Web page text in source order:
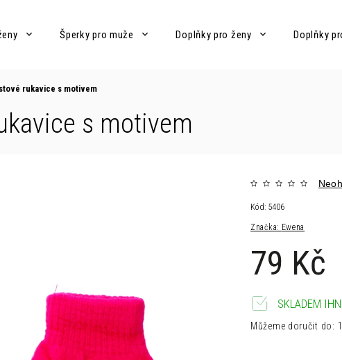
Šperky pro muže Doplňky pro ženy Doplňky
rukavice s motivem
s motivem
Značka: Ewena
79 Kč
Kód: 5406
SKLADEM
Můžeme doručit do: